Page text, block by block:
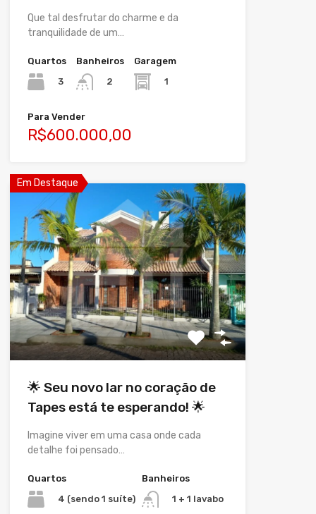
Que tal desfrutar do charme e da
tranquilidade de um…
Quartos
3
Banheiros
2
Garagem
1
Para Vender
R$600.000,00
Em Destaque
🌟 Seu novo lar no coração de
Tapes está te esperando! 🌟
Imagine viver em uma casa onde cada
detalhe foi pensado…
Quartos
4 (sendo 1 suíte)
Banheiros
1 + 1 lavabo